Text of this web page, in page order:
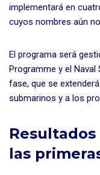
implementará en
cuyos nombres aún
El programa será
Programme y el Naval
fase, que se
submarinos y a los
las